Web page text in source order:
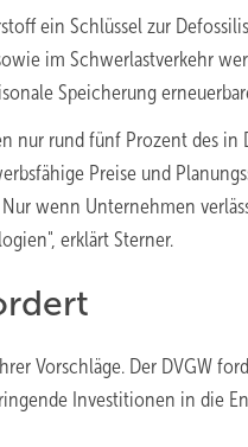
ein Schlüssel zur
im Schwerlastverkehr
Speicherung
nur rund fünf Prozent des in
Preise und
wenn Unternehmen
erklärt Sterner.
Vorschläge. Der DVGW
Investitionen in die